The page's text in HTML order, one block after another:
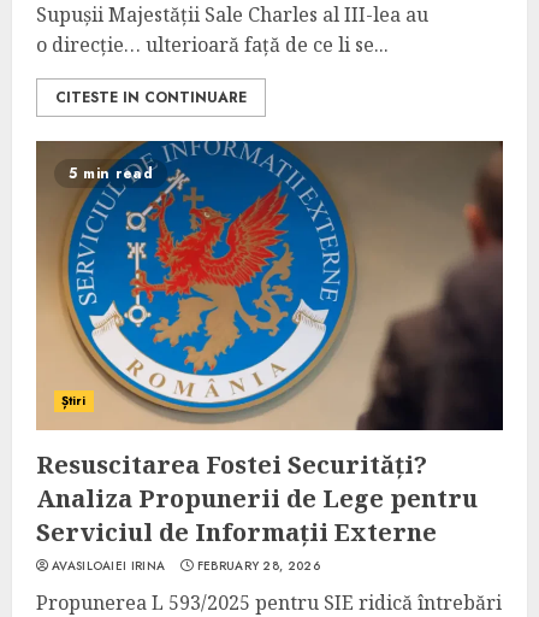
Supușii Majestății Sale Charles al III-lea au
o direcție… ulterioară față de ce li se...
CITESTE IN CONTINUARE
5 min read
Știri
Resuscitarea Fostei Securități?
Analiza Propunerii de Lege pentru
Serviciul de Informații Externe
AVASILOAIEI IRINA FEBRUARY 28, 2026
Propunerea L 593/2025 pentru SIE ridică întrebări